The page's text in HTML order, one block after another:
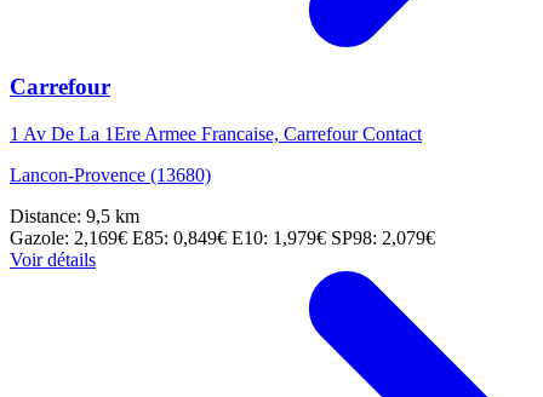
Carrefour
1 Av De La 1Ere Armee Francaise, Carrefour Contact
Lancon-Provence (13680)
Distance: 9,5 km
Gazole: 2,169€ E85: 0,849€ E10: 1,979€ SP98: 2,079€
Voir détails